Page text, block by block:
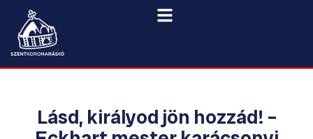
Lásd, királyod jön hozzád! –